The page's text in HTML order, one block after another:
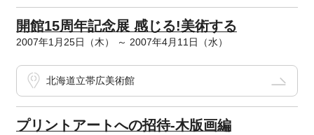
開館15周年記念展 感じる!美術する
2007年1月25日（木） ～ 2007年4月11日（水）
北海道立帯広美術館
プリントアートへの招待-木版画編